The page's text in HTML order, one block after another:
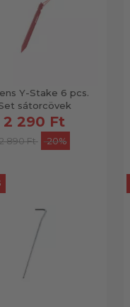
Y-Stake 6 pcs.
sátorcövek
2 290 Ft
2 890 Ft -20%